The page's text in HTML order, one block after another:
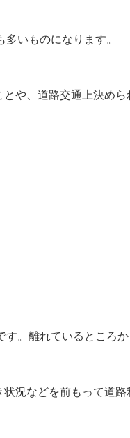
いものになります。
や、道路交通上決めら
。離れているところ
況などを前もって道